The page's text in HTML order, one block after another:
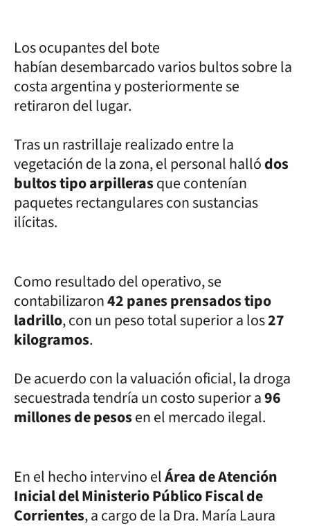
Los ocupantes del bote
habían desembarcado varios bultos sobre la
costa argentina y posteriormente se
retiraron del lugar.
Tras un rastrillaje realizado entre la
vegetación de la zona, el personal hallódos
bultos tipo arpillerasque contenían
paquetes rectangulares con sustancias
ilícitas.
Como resultado del operativo, se
contabilizaron42 panes prensados tipo
ladrillo, con un peso total superior a los27
kilogramos.
De acuerdo con la valuación oficial, la droga
secuestrada tendría un costo superior a96
millones de pesosen el mercado ilegal.
En el hecho intervino elÁrea de Atención
Inicial del Ministerio Público Fiscal de
Corrientes, a cargo de la Dra. María Laura